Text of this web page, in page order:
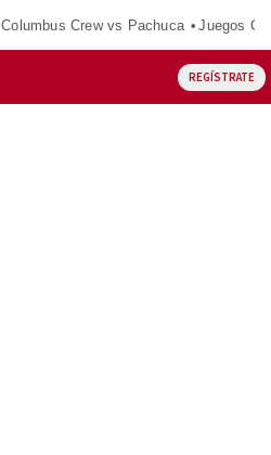
Columbus Crew vs Pachuca Juegos
REGÍSTRATE